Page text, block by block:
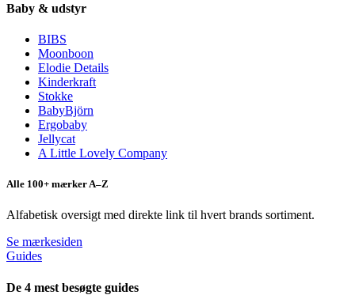
Baby & udstyr
BIBS
Moonboon
Elodie Details
Kinderkraft
Stokke
BabyBjörn
Ergobaby
Jellycat
A Little Lovely Company
Alle 100+ mærker A–Z
Alfabetisk oversigt med direkte link til hvert brands sortiment.
Se mærkesiden
Guides
De 4 mest besøgte guides